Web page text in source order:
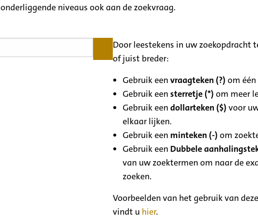
niveaus ook aan de zoekvraag.
Door leestekens in uw zoekopdracht
of juist breder:
Gebruik eenvraagteken (?) om
Gebruik eensterretje (*) om meer
Gebruik eendollarteken ($) voor
elkaar lijken.
Gebruik een minteken (-) om
Gebruik een Dubbele
van uw zoektermen om naar de
zoeken.
Voorbeelden van het gebruik van
vindt u hier.